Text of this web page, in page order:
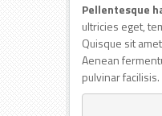
Pellentesque
ultricies eget,
Quisque sit
Aenean
pulvinar